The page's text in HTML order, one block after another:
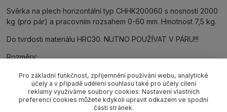
Svěrka na plech horizontální typ CHHK200060 s nosností 2000
kg (pro pár) a pracovním rozsahem 0-60 mm. Hmotnost 7,5 kg.
Do tvrdosti materiálu HRC30. NUTNO POUŽÍVAT V PÁRU!!!
Rozměry:
A: 295 mm
B: 180 mm
Pro základní funkčnost, zpříjemnění používání webu, analytické
účely a v případě udělení souhlasu také pro účely cílení
reklamy využíváme soubory cookies. Nastavení vlastních
preferencí cookies můžete kdykoli upravit odkazem ve spodní
části stránek.